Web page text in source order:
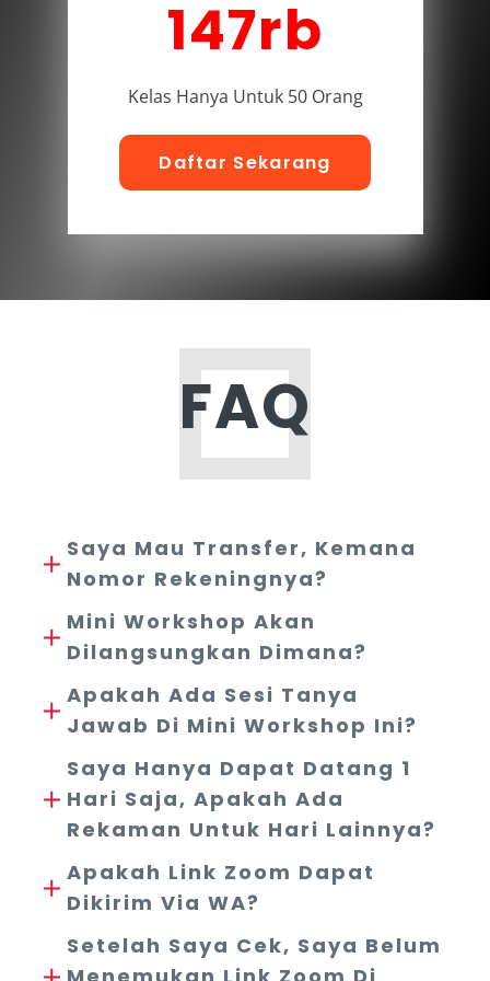
147rb
Kelas Hanya Untuk 50 Orang
Daftar Sekarang
FAQ
Saya Mau Transfer, Kemana
Nomor Rekeningnya?
Mini Workshop Akan
Dilangsungkan Dimana?
Apakah Ada Sesi Tanya
Jawab Di Mini Workshop Ini?
Saya Hanya Dapat Datang 1
Hari Saja, Apakah Ada
Rekaman Untuk Hari Lainnya?
Apakah Link Zoom Dapat
Dikirim Via WA?
Setelah Saya Cek, Saya Belum